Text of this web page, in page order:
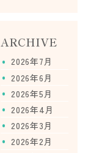
ARCHIVE
2026年7月
2026年6月
2026年5月
2026年4月
2026年3月
2026年2月